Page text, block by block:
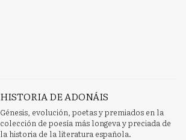
HISTORIA DE ADONÁIS
Génesis, evolución, poetas y premiados en la
colección de poesía más longeva y preciada de
la historia de la literatura española.